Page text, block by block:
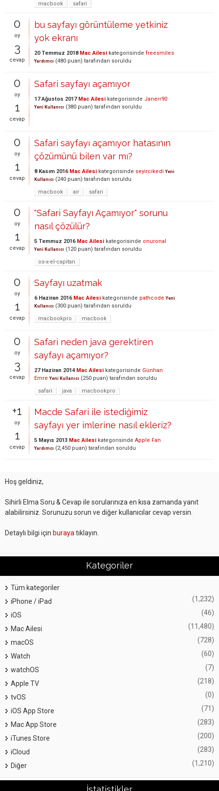
macbook
safari
0
oy
3
cevap
bu sayfayı görüntüleme yetkiniz
yok ekranı
20 Temmuz 2018 Mac Ailesi kategorisinde freesmiles
Yardımcı (480 puan) tarafından soruldu
0
oy
1
cevap
Safari sayfayı açamıyor
17 Ağustos 2017 Mac Ailesi kategorisinde Janerr90
Yeni Kullanıcı (380 puan) tarafından soruldu
0
oy
1
cevap
Safari sayfayı açamıyor hatasının
çözümünü bilen var mı?
8 Kasım 2016 Mac Ailesi kategorisinde seyircikedi Yeni
Kullanıcı (240 puan) tarafından soruldu
macbook
air safari
0
oy
1
cevap
"Safari Sayfayı Açamıyor" sorunu
nasıl çözülür?
5 Temmuz 2016 Mac Ailesi kategorisinde onuronal
Yeni Kullanıcı (120 puan) tarafından soruldu
os-x-el-capitan
0
oy
1
cevap
Sayfayı uzatmak
6 Haziran 2016 Mac Ailesi kategorisinde pathcode Yeni
Kullanıcı (300 puan) tarafından soruldu
macbookpro
macbook
0
oy
3
cevap
Safari neden java gerektiren
sayfayı açamıyor?
27 Haziran 2014 Mac Ailesi kategorisinde Günhan
Emre Yeni Kullanıcı (250 puan) tarafından soruldu
safari
java macbookpro
+1
oy
1
cevap
Macde Safari ile istediğimiz
sayfayı yer imlerine nasıl ekleriz?
5 Mayıs 2013 Mac Ailesi kategorisinde Apple Fan
Yardımcı (2,450 puan) tarafından soruldu
Hoş geldiniz,
Sihirli Elma Soru & Cevap ile sorularınıza en kısa zamanda yanıt
alabilirsiniz. Sorunuzu sorun ve diğer kullanıcılar cevap versin.
Detaylı bilgi için buraya tıklayın.
Kategoriler
Tüm kategoriler
iPhone / iPad
(1,232)
iOS (46)
Mac Ailesi (11,480)
macOS (728)
Watch (60)
watchOS (7)
Apple TV (218)
tvOS (0)
iOS App Store (71)
Mac App Store (283)
iTunes Store (200)
iCloud (283)
Diğer (1,210)